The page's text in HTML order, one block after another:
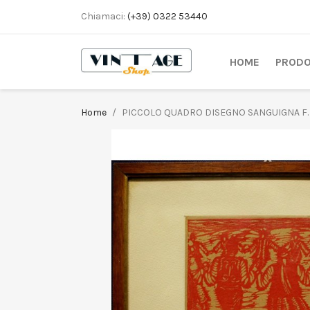
Chiamaci: (+39) 0322 53440
HOME
Home PICCOLO QUADRO DISEGNO SANGUIGNA